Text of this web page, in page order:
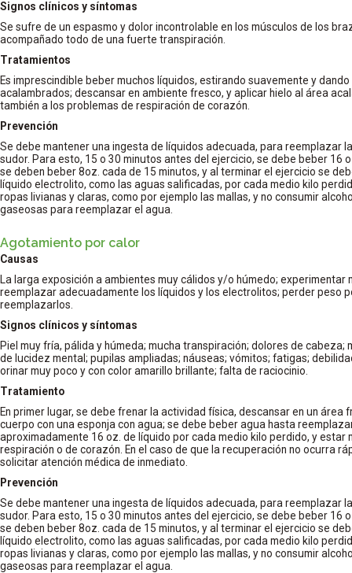
Signos clínicos y síntomas
Se sufre de un espasmo y dolor incontrolable en los músculos de los
acompañado todo de una fuerte transpiración.
Tratamientos
Es imprescindible beber muchos líquidos, estirando suavemente y
acalambrados; descansar en ambiente fresco, y aplicar hielo al área
también a los problemas de respiración de corazón.
Prevención
Se debe mantener una ingesta de líquidos adecuada, para reemplazar
sudor. Para esto, 15 o 30 minutos antes del ejercicio, se debe beber 16
se deben beber 8oz. cada de 15 minutos, y al terminar el ejercicio se
líquido electrolito, como las aguas salificadas, por cada medio kilo
ropas livianas y claras, como por ejemplo las mallas, y no consumir
gaseosas para reemplazar el agua.
Agotamiento por calor
Causas
La larga exposición a ambientes muy cálidos y/o húmedo; experimentar
reemplazar adecuadamente los líquidos y los electrolitos; perder peso
reemplazarlos.
Signos clínicos y síntomas
Piel muy fría, pálida y húmeda; mucha transpiración; dolores de
de lucidez mental; pupilas ampliadas; náuseas; vómitos; fatigas;
orinar muy poco y con color amarillo brillante; falta de raciocinio.
Tratamiento
En primer lugar, se debe frenar la actividad física, descansar en un área
cuerpo con una esponja con agua; se debe beber agua hasta
aproximadamente 16 oz. de líquido por cada medio kilo perdido, y estar
respiración o de corazón. En el caso de que la recuperación no ocurra
solicitar atención médica de inmediato.
Prevención
Se debe mantener una ingesta de líquidos adecuada, para reemplazar
sudor. Para esto, 15 o 30 minutos antes del ejercicio, se debe beber 16
se deben beber 8oz. cada de 15 minutos, y al terminar el ejercicio se
líquido electrolito, como las aguas salificadas, por cada medio kilo
ropas livianas y claras, como por ejemplo las mallas, y no consumir
gaseosas para reemplazar el agua.